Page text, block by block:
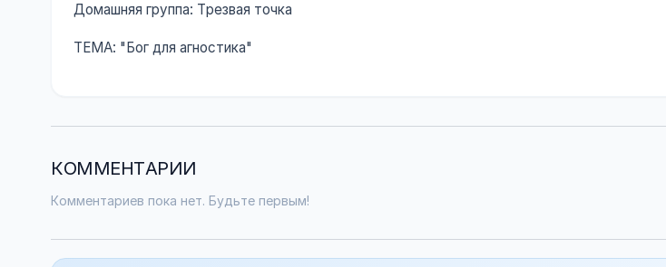
Домашняя группа: Трезвая точка
ТЕМА: "Бог для агностика"
КОММЕНТАРИИ
Комментариев пока нет. Будьте первым!